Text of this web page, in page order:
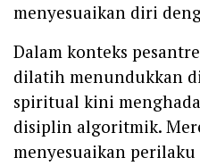
menyesuaikan diri
Dalam konteks
dilatih menundukkan
spiritual kini
disiplin algoritmik.
menyesuaikan perilaku